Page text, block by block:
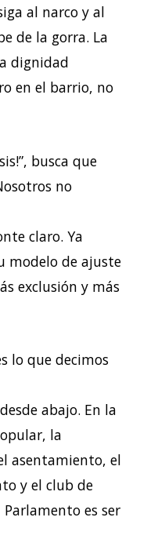
al narco y al
de la gorra. La
dignidad
en el barrio, no
busca que
no
claro. Ya
modelo de ajuste
exclusión y más
lo que decimos
abajo. En la
la
asentamiento, el
y el club de
es ser